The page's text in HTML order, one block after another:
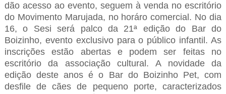
dão acesso ao evento, seguem à venda no escritório
do Movimento Marujada, no horáro comercial. No dia
16, o Sesi será palco da 21ª edição do Bar do
Boizinho, evento exclusivo para o público infantil. As
inscrições estão abertas e podem ser feitas no
escritório da associação cultural. A novidade da
edição deste anos é o Bar do Boizinho Pet, com
desfile de cães de pequeno porte, caracterizados